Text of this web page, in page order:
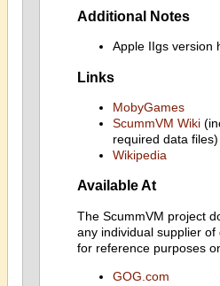
Additional Notes
Apple IIgs version
Links
MobyGames
ScummVM Wiki
required data files)
Wikipedia
Available At
The ScummVM project
any individual supplier of
for reference purposes
GOG.com